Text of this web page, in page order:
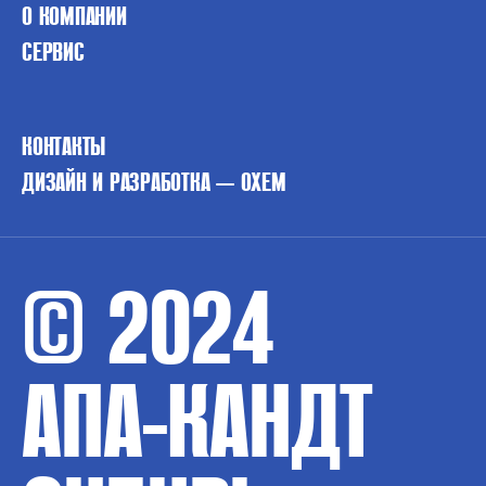
О КОМПАНИИ
СЕРВИС
КОНТАКТЫ
ДИЗАЙН И РАЗРАБОТКА — OXEM
© 2024
АПА-КАНДТ